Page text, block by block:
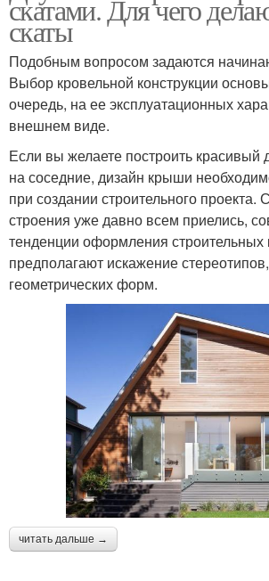
скатами. Для чего
скаты
Подобным вопросом задаются
Выбор кровельной конструкции
очередь, на ее эксплуатационных
внешнем виде.
Если вы желаете построить красивый
на соседние, дизайн крыши
при создании строительного
строения уже давно всем приелись,
тенденции оформления строительных
предполагают искажение
геометрических форм.
читать дальше →